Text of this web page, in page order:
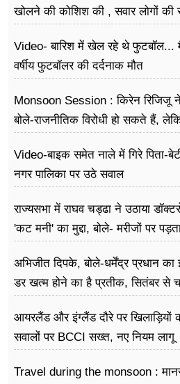
खोलने की कोशिश की , सवार लोगों की
Video- बारिश में खेल रहे थे फुटबॉल...
वर्षीय फुटबॉलर की दर्दनाक मौत
Monsoon Session : किरेन रिजिजू ने
बोले-राजनीतिक विरोधी हो सकते हैं,
Video-बाइक समेत नाले में गिरे पिता-
नगर पालिका पर उठे सवाल
राज्यसभा में राघव चड्ढा ने उठाया
'कट मनी' का मुद्दा, बोले- मरीजों पर
अभिजीत दिपके, बोले-धर्मेंद्र प्रधान
डर खत्म होने का है प्रतीक, सितंबर से
आयरलैंड और इंग्लैंड दौरे पर
सवालों पर BCCI सख्त, नए नियम लागू
Travel during the monsoon :